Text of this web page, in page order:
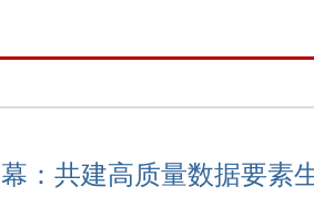
：共建高质量数据要素